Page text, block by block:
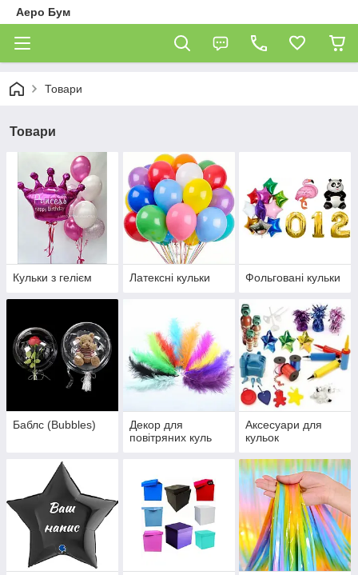
Аеро Бум
Товари
Товари
Кульки з гелієм Латексні кульки Фольговані кульки
Баблс (Bubbles)
Декор для
повітряних куль
Аксесуари для
кульок